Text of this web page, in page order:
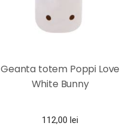
Geanta totem Poppi Love
White Bunny
112,00lei